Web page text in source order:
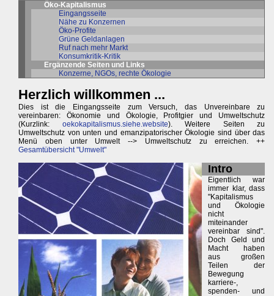
Öko-Kapitalismus
Eingangsseite
Nähe zu Konzernen
Öko-Profite
Grüne Geldanlagen
Ruf nach mehr Markt
Konsumkritik-Kritik
Ergänzende Seiten und Links
Konzerne, NGOs, rechte Ökologie
Herzlich willkommen ...
Dies ist die Eingangsseite zum Versuch, das Unvereinbare zu
vereinbaren: Ökonomie und Ökologie, Profitgier und Umweltschutz
(Kurzlink: oekokapitalismus.siehe.website). Weitere Seiten zu
Umweltschutz von unten und emanzipatorischer Ökologie sind über das
Menü oben unter Umwelt --> Umweltschutz zu erreichen. ++
Gesamtübersicht "Umwelt"
Intro
Eigentlich war
immer klar, dass
"Kapitalismus
und Ökologie
nicht
miteinander
vereinbar sind".
Doch Geld und
Macht haben
aus großen
Teilen der
Bewegung
karriere-,
spenden- und